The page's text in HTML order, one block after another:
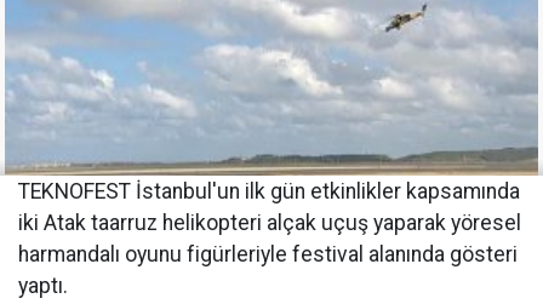
TEKNOFEST İstanbul'un ilk gün etkinlikler kapsamında
iki Atak taarruz helikopteri alçak uçuş yaparak yöresel
harmandalı oyunu figürleriyle festival alanında gösteri
yaptı.